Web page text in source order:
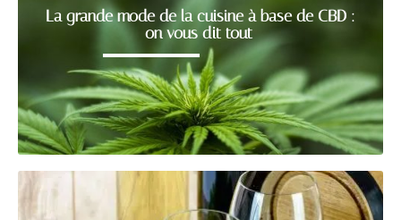
La grande mode de la cuisine à base de CBD :
on vous dit tout